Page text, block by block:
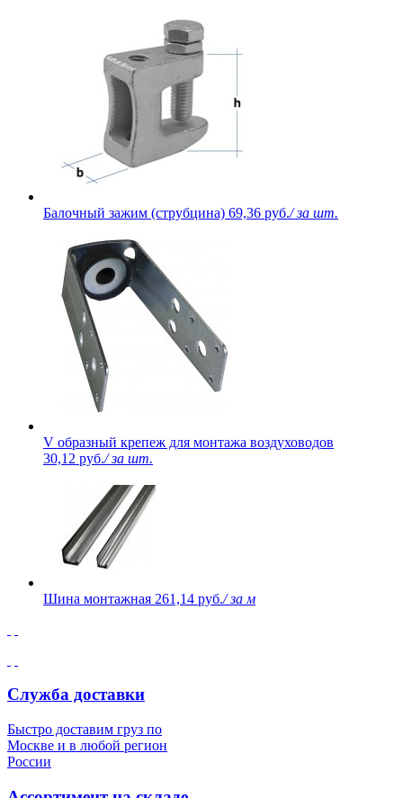
Балочный зажим (струбцина) 69,36 руб./ за шт.
V образный крепеж для монтажа воздуховодов
30,12 руб./ за шт.
Шина монтажная 261,14 руб./ за м
Служба доставки
Быстро доставим груз по
Москве и в любой регион
России